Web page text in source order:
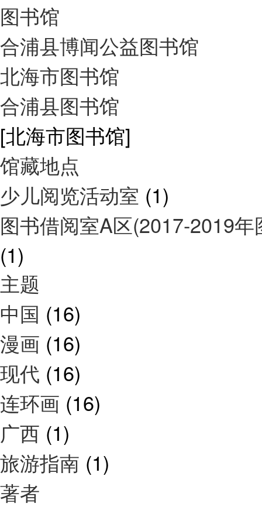
图书馆
合浦县博闻公益图书馆
北海市图书馆
合浦县图书馆
[北海市图书馆]
馆藏地点
少儿阅览活动室 (1)
图书借阅室A区(2017-2019
(1)
主题
中国 (16)
漫画 (16)
现代 (16)
连环画 (16)
广西 (1)
旅游指南 (1)
著者